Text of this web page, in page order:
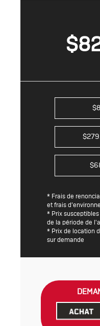
$
$
$
$
* Frais de
et frais
* Prix
de la période de
* Prix de location
sur demande